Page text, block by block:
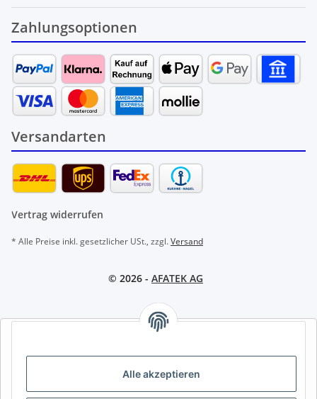
Alle akzeptieren
Zahlungsoptionen
Versandarten
Vertrag widerrufen
* Alle Preise inkl. gesetzlicher USt., zzgl.Versand
© 2026 - AFATEK AG
DE AT CH (DE) CH (FR)